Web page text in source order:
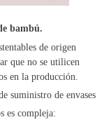
bambú.
de origen
que no se utilicen
en la producción.
suministro de envases
es compleja: